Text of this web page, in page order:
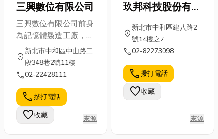
三興數位有限公司
三興數位有限公司前身
為記憶體製造工廠，產
品初期以記憶體為主要
產品，延續著快閃記憶
體之產品應用，持續擴
記憶體應用產品之研究
與生產。 目前主要產
品涵蓋DRAM產品及
location_on
新北市中和區中山路二
段348巷2號11樓
call02-22428111
call撥打電話
favorite收藏 來源
玖邦科技股份有限
公司
location_on
新北市中和區建八路2
號14樓之7
call02-82273098
call撥打電話
favorite收藏
來源